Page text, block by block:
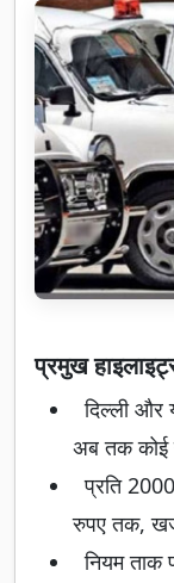
प्रमुख
दिल्ली और
अब तक कोई
प्रति
रुपए तक,
नियम ताक